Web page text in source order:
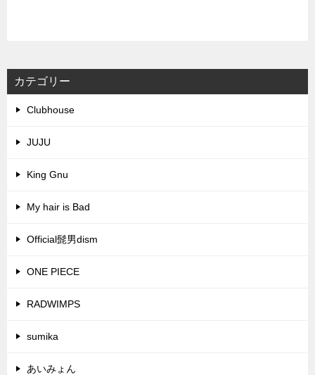
カテゴリー
Clubhouse
JUJU
King Gnu
My hair is Bad
Official髭男dism
ONE PIECE
RADWIMPS
sumika
あいみょん